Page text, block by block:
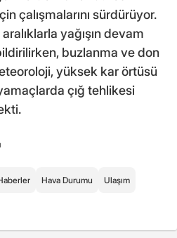
çalışmalarını sürdürüyor.
yağışın devam
buzlanma ve don
yüksek kar örtüsü
çığ tehlikesi
Hava Durumu Ulaşım